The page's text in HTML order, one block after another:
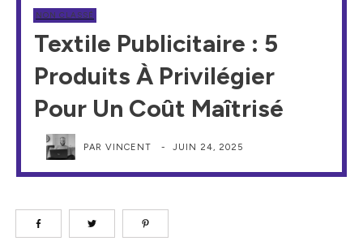
NON CLASSÉ
Textile Publicitaire : 5
Produits À Privilégier
Pour Un Coût Maîtrisé
PARVINCENT -JUIN 24, 2025